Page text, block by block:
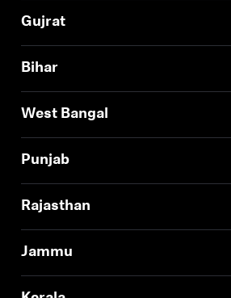
Gujrat
Bihar
West Bangal
Punjab
Rajasthan
Jammu